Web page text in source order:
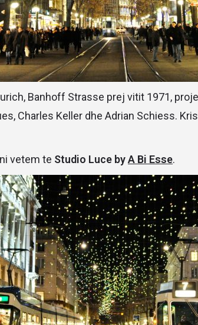
Banhoff Strasse prej vitit 1971,
Charles Keller dhe Adrian Schiess.
vetem te Studio Luce byA Bi Esse.